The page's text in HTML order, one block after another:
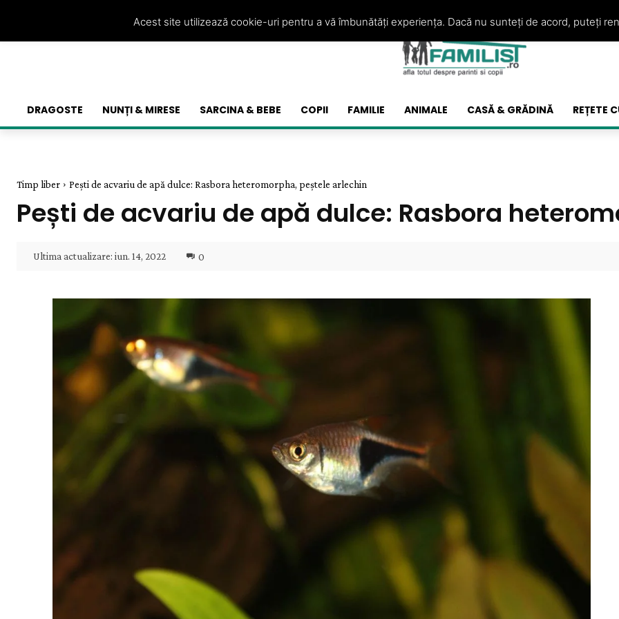
DRAGOSTE NUNȚI & MIRESE SARCINA & BEBE COPII FAMILIE ANIMALE CASĂ & GRĂDINĂ REȚETE
Timp liber Pești de acvariu de apă dulce: Rasbora heteromorpha, peștele arlechin
Pești de acvariu de apă dulce: Rasbora
Ultima actualizare: iun. 14, 2022 0
Acest site utilizează cookie-uri pentru a vă îmbunătăți experiența. Dacă nu sunteți de acord, puteți